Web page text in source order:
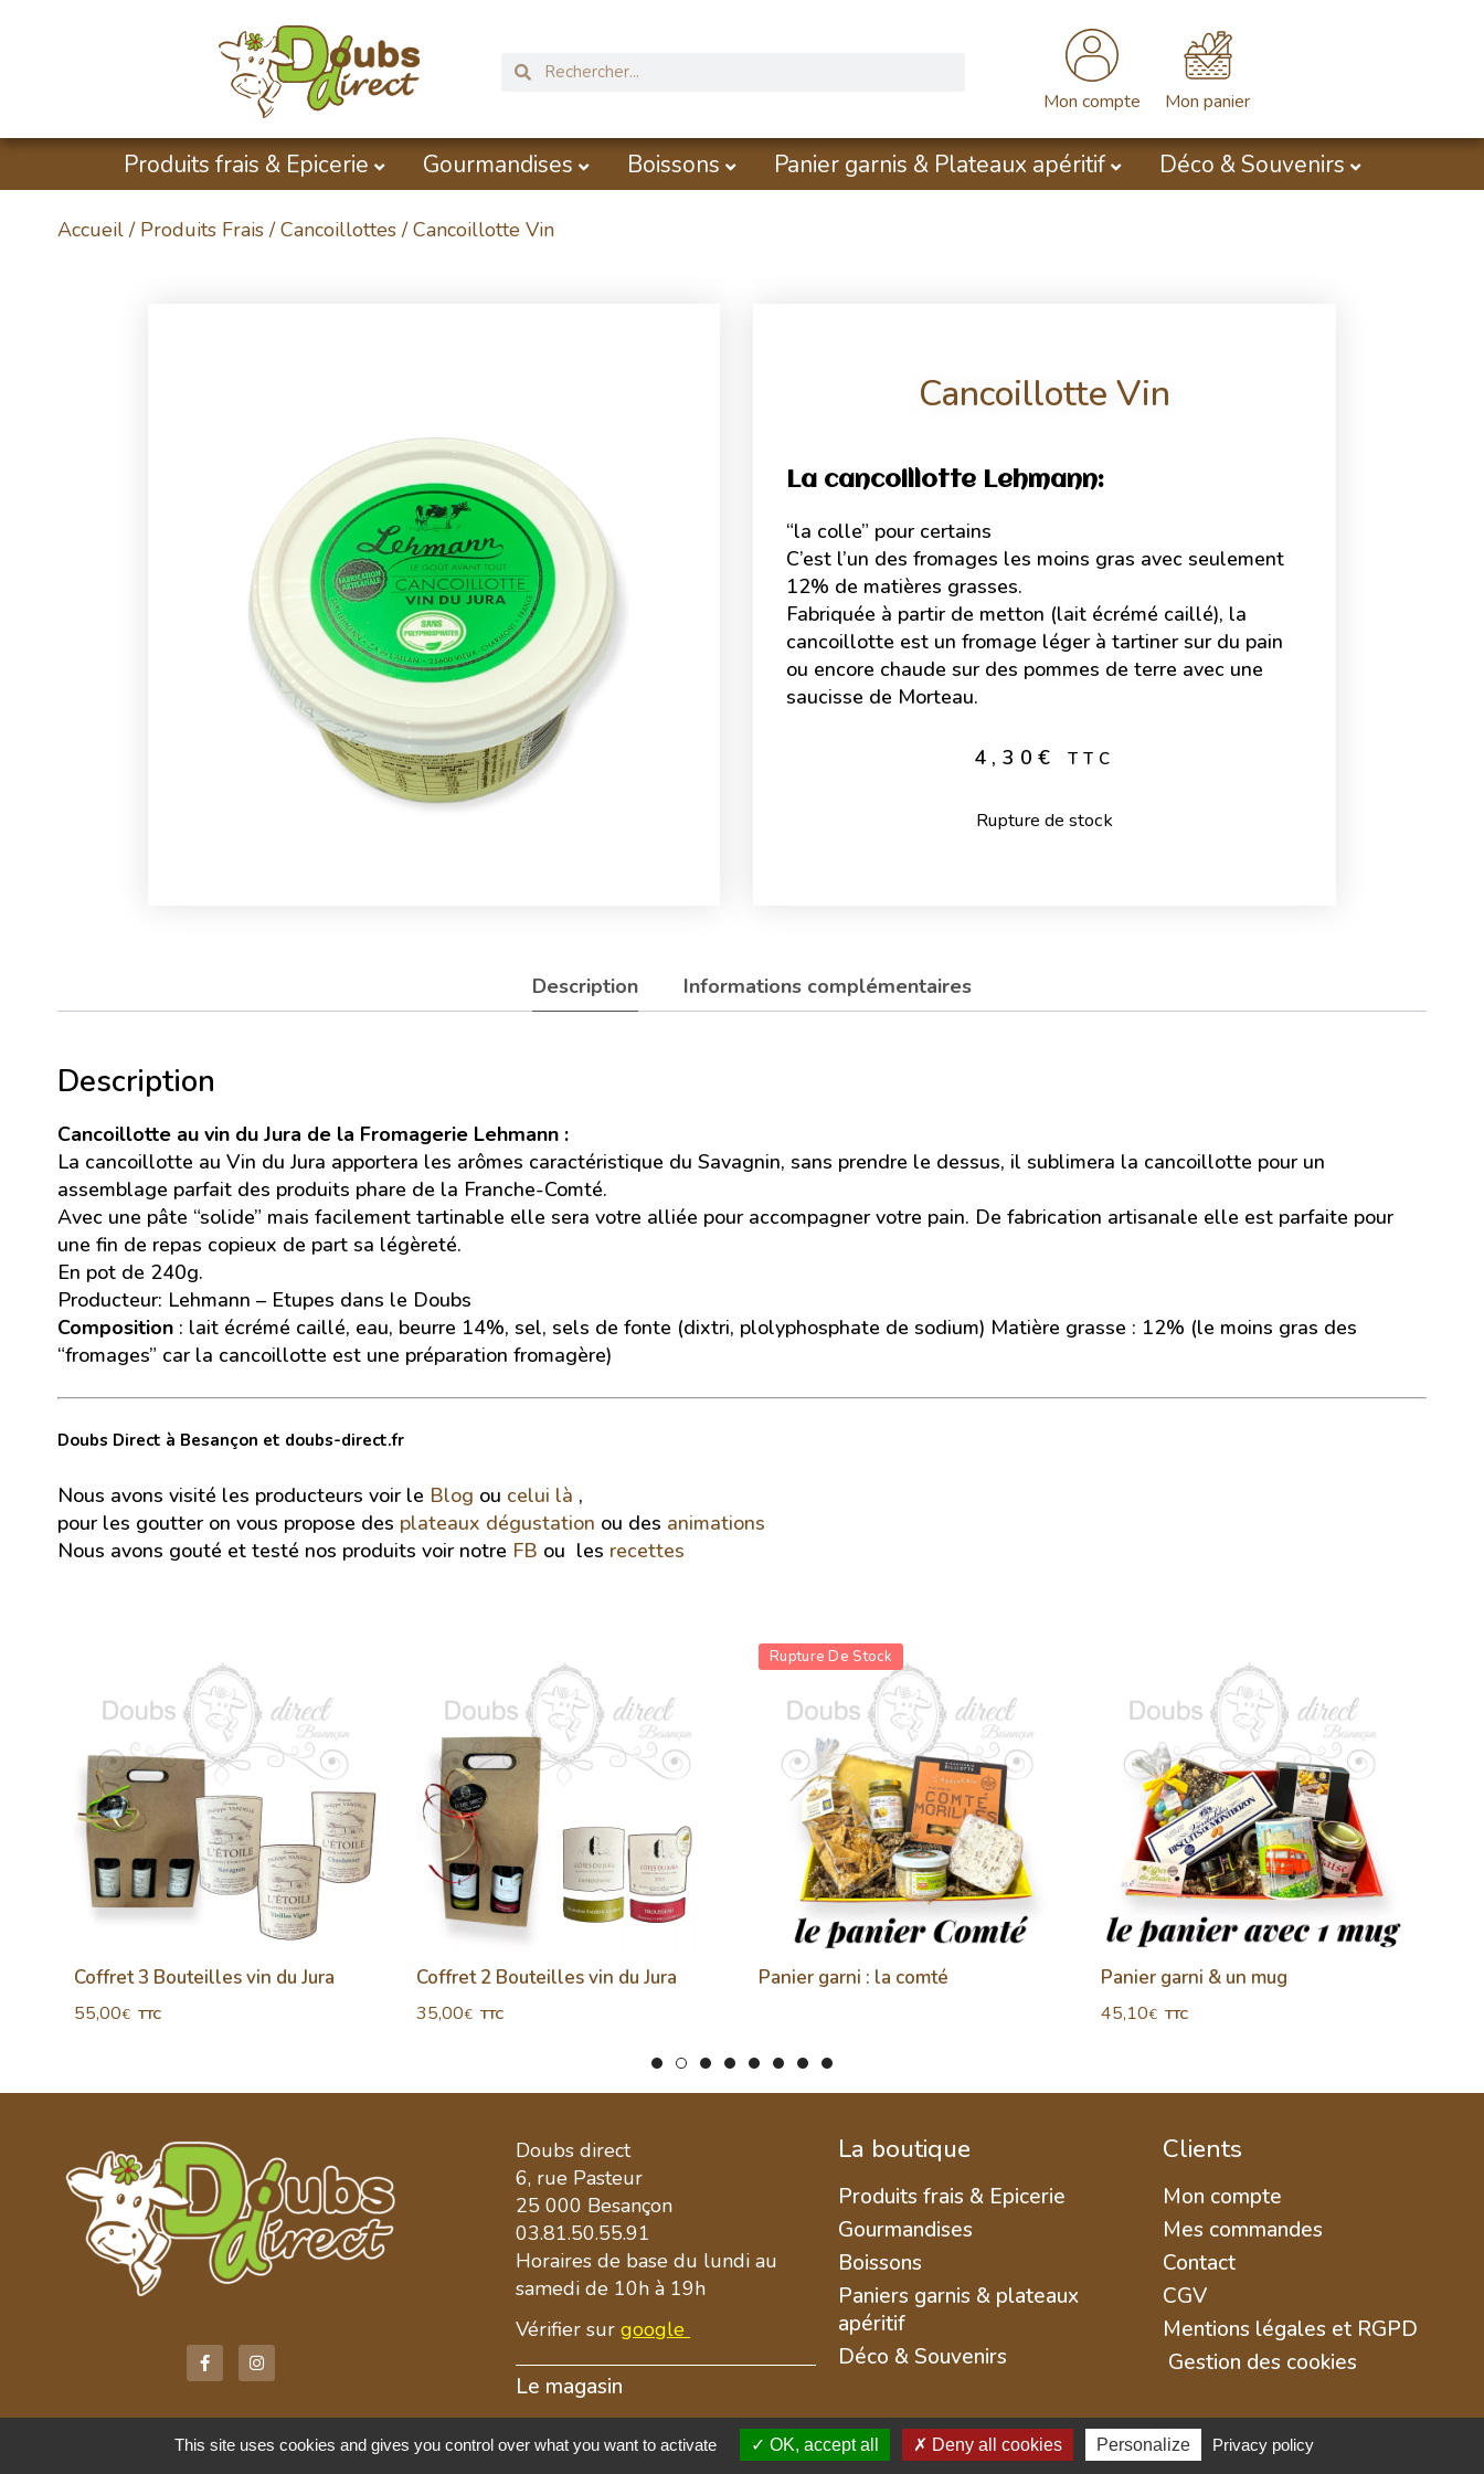
Mon compte Mon panier
Produits frais & Epicerie Gourmandises Boissons Panier garnis & Plateaux apéritif Déco & Souvenirs
Accueil / Produits Frais /Cancoillottes / Cancoillotte Vin
Cancoillotte Vin
La cancoillotte Lehmann:
“la colle” pour certains
C’est l’un des fromages les moins gras avec seulement
12% de matières grasses.
Fabriquée à partir de metton (lait écrémé caillé), la
cancoillotte est un fromage léger à tartiner sur du pain
ou encore chaude sur des pommes de terre avec une
saucisse de Morteau.
4,30€ TTC
Rupture de stock
Description Informations complémentaires
Description
Cancoillotte au vin du Jura de la Fromagerie Lehmann :
La cancoillotte au Vin du Jura apportera les arômes caractéristique du Savagnin, sans prendre le dessus, il sublimera la cancoillotte pour un
assemblage parfait des produits phare de la Franche-Comté.
Avec une pâte “solide” mais facilement tartinable elle sera votre alliée pour accompagner votre pain. De fabrication artisanale elle est parfaite pour
une fin de repas copieux de part sa légèreté.
En pot de 240g.
Producteur: Lehmann – Etupes dans le Doubs
Composition : lait écrémé caillé, eau, beurre 14%, sel, sels de fonte (dixtri, plolyphosphate de sodium) Matière grasse : 12% (le moins gras des
“fromages” car la cancoillotte est une préparation fromagère)
Doubs Direct à Besançon et doubs-direct.fr
Nous avons visité les producteurs voir le Blog ou celui là ,
pour les goutter on vous propose des plateaux dégustation ou des animations
Nous avons gouté et testé nos produits voir notre FB ou les recettes
Coffret 3 Bouteilles vin du Jura
55,00€ TTC
Coffret 2 Bouteilles vin du Jura
35,00€ TTC
Rupture De Stock
Panier garni : la comté Panier garni & un mug
45,10€ TTC
Doubs direct
6, rue Pasteur
25 000 Besançon
03.81.50.55.91
Horaires de base du lundi au
samedi de 10h à 19h
Vérifier sur google
Le magasin
La boutique
Produits frais & Epicerie
Gourmandises
Boissons
Paniers garnis & plateaux
apéritif
Déco & Souvenirs
Clients
Mon compte
Mes commandes
Contact
CGV
Mentions légales et RGPD
Gestion des cookies
Réalisation Net&Tic
This site uses cookies and gives you control over what you want to activate OK, accept all Deny all cookies Personalize Privacy policy